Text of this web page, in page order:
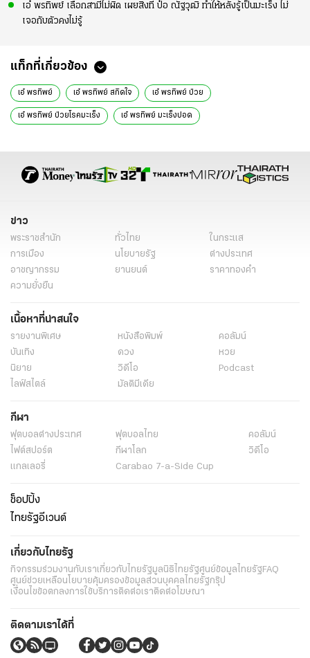
เอ๋ พรทิพย์ เลือกสามีไม่ผิด เผยสิ่งที่ ป๋อ ณัฐวุฒิ ทำให้หลังรู้เป็นมะเร็ง ไม่
เจอกับตัวคงไม่รู้
แท็กที่เกี่ยวข้อง
เอ๋ พรทิพย์ เอ๋ พรทิพย์ สกิดใจ เอ๋ พรทิพย์ ป่วย
เอ๋ พรทิพย์ ป่วยโรคมะเร็ง เอ๋ พรทิพย์ มะเร็งปอด
ข่าว
พระราชสำนัก ทั่วไทย
ในกระแส
การเมือง
นโยบายรัฐ
ต่างประเทศ
อาชญากรรม
ยานยนต์
ราคาทองคำ
ความยั่งยืน
เนื้อหาที่น่าสนใจ
รายงานพิเศษ หนังสือพิมพ์
คอลัมน์
บันเทิง
ดวง
หวย
นิยาย
วิดีโอ
Podcast
ไลฟ์สไตล์
มัลติมีเดีย
กีฬา
ฟุตบอลต่่างประเทศ ฟุตบอลไทย
คอลัมน์
ไฟต์สปอร์ต
กีฬาโลก
วิดีโอ
แกลเลอรี่
Carabao 7-a-Side Cup
ช็อปปิ้ง
ไทยรัฐอีเวนต์
เกี่ยวกับไทยรัฐ
กิจกรรมร่วมงานกับเราเกี่ยวกับไทยรัฐมูลนิธิไทยรัฐศูนย์ข้อมูลไทยรัฐ FAQ
ศูนย์ช่วยเหลือนโยบายคุ้มครองข้อมูลส่วนบุคคลไทยรัฐกรุ๊ป
เงื่อนไขข้อตกลงการใช้บริการติดต่อเราติดต่อโฆษณา
ติดตามเราได้ที่